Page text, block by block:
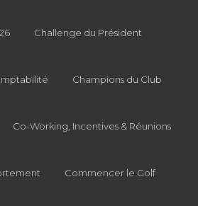
Challenge du Président
Champions du Club
Co-Working, Incentives & Réunions
Commencer le Golf